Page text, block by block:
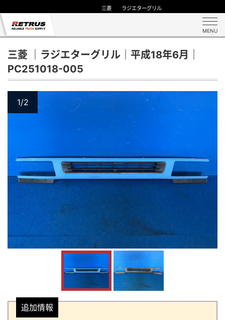
三菱 ラジエターグリル
MENU
三菱 ｜ラジエターグリル｜平成18年6月｜
PC251018-005
1/2
追加情報